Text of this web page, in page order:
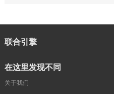
联合引擎
在这里发现不同
关于我们